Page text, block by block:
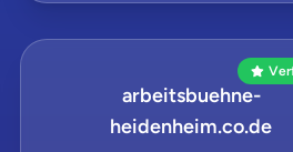
arbeitsbuehne-
heidenheim.co.de